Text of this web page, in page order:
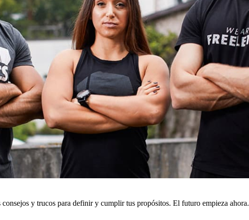
y trucos para definir y cumplir tus propósitos. El futuro empieza ahora.